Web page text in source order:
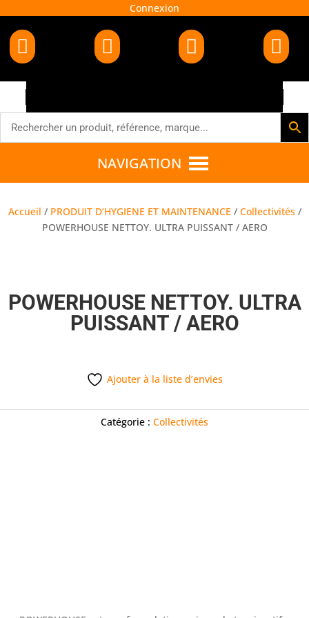
Connexion
   
NAVIGATION
Accueil / PRODUIT D’HYGIENE ET MAINTENANCE / Collectivités/
POWERHOUSE NETTOY. ULTRA PUISSANT / AERO
POWERHOUSE NETTOY. ULTRA
PUISSANT / AERO
Ajouter à la liste d’envies
Catégorie : Collectivités